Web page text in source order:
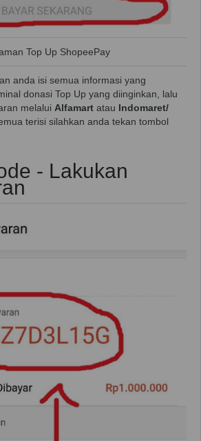
Top Up ShopeePay
anda isi semua informasi yang
donasi Top Up yang diinginkan, lalu
melalui Alfamart atau Indomaret/
terisi silahkan anda tekan tombol
- Lakukan